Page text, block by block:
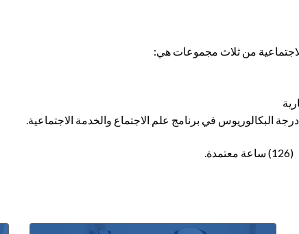
من ثلاث مجموعات هي: